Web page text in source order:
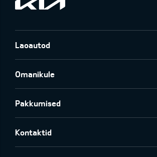
Laoautod
Omanikule
Pakkumised
Kontaktid